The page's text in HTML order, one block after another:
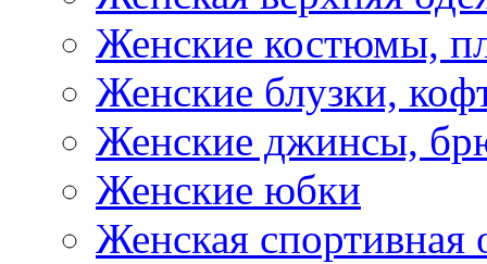
Женские костюмы,
Женские блузки,
Женские джинсы,
Женские юбки
Женская спортивная